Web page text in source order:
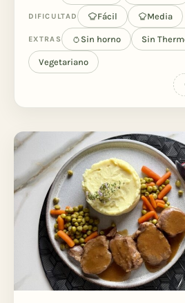
DIFICULTAD Fácil Media
EXTRAS Sin horno Sin
Vegetariano